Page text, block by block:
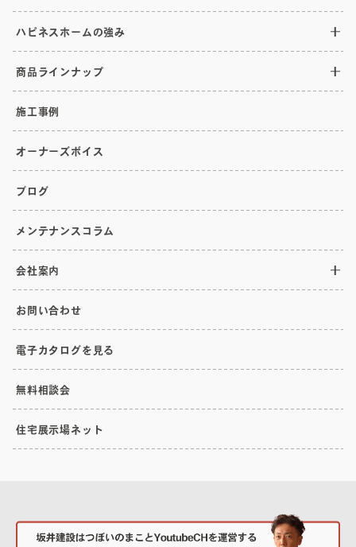
ハピネスホームの強み
商品ラインナップ
施工事例
オーナーズボイス
ブログ
メンテナンスコラム
会社案内
お問い合わせ
電子カタログを見る
無料相談会
住宅展示場ネット